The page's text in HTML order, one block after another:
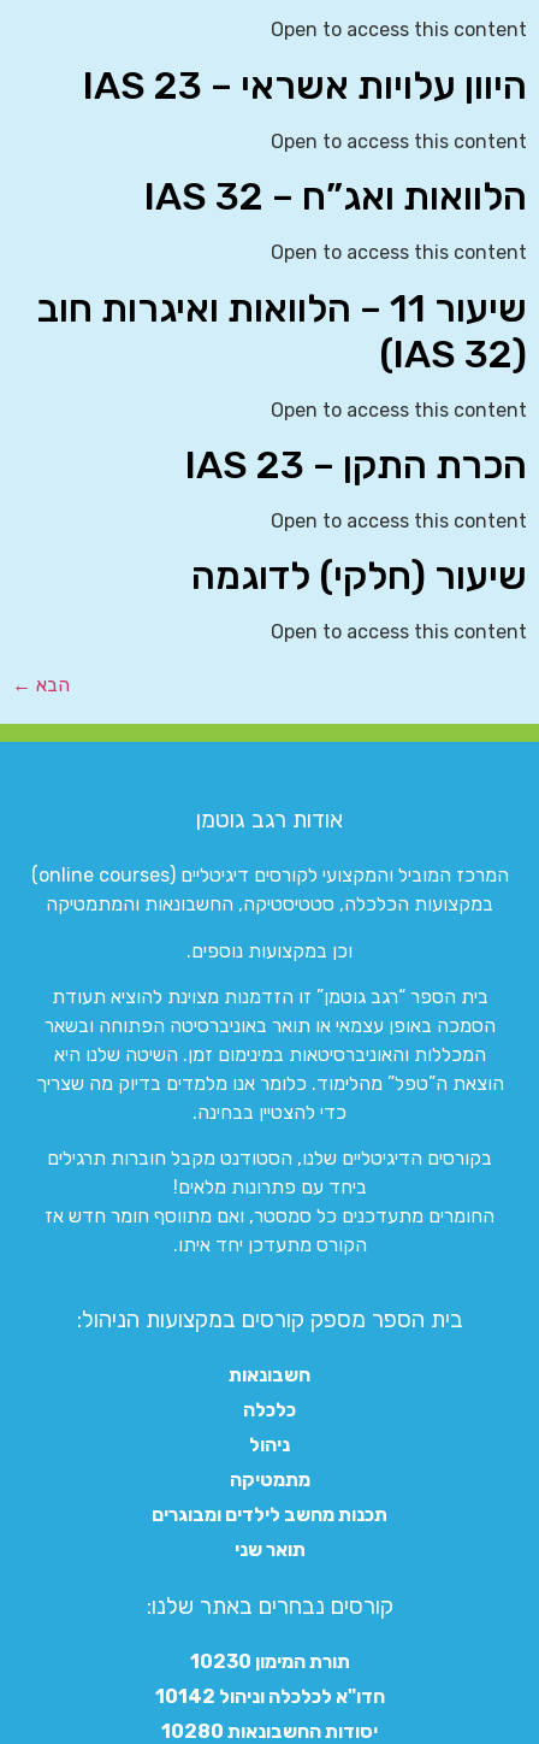
Open to access this content
היוון עלויות אשראי – IAS 23
Open to access this content
הלוואות ואג”ח – IAS 32
Open to access this content
שיעור 11 – הלוואות ואיגרות חוב
(IAS 32)
Open to access this content
הכרת התקן – IAS 23
Open to access this content
שיעור (חלקי) לדוגמה
Open to access this content
הבא ←
אודות רגב גוטמן
המרכז המוביל והמקצועי לקורסים דיגיטליים (online courses)
במקצועות הכלכלה, סטטיסטיקה, החשבונאות והמתמטיקה
וכן במקצועות נוספים.
בית הספר “רגב גוטמן” זו הזדמנות מצוינת להוציא תעודת
הסמכה באופן עצמאי או תואר באוניברסיטה הפתוחה ובשאר
המכללות והאוניברסיטאות במינימום זמן. השיטה שלנו היא
הוצאת ה”טפל” מהלימוד. כלומר אנו מלמדים בדיוק מה שצריך
כדי להצטיין בבחינה.
בקורסים הדיגיטליים שלנו, הסטודנט מקבל חוברות תרגילים
ביחד עם פתרונות מלאים!
החומרים מתעדכנים כל סמסטר, ואם מתווסף חומר חדש אז
הקורס מתעדכן יחד איתו.
בית הספר מספק קורסים במקצועות הניהול:
חשבונאות
כלכלה
ניהול
מתמטיקה
תכנות מחשב לילדים ומבוגרים
תואר שני
קורסים נבחרים באתר שלנו:​
תורת המימון 10230
חדו"א לכלכלה וניהול 10142
יסודות החשבונאות 10280